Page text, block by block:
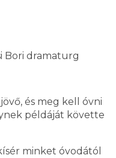
Bori dramaturg
és meg kell óvni
példáját követte
minket óvodától